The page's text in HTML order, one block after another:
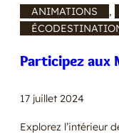
ANIMATIONS ,
Participez aux
17 juillet 2024
Explorez l’intérieur